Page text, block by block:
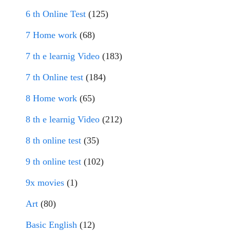
6 th Online Test (125)
7 Home work (68)
7 th e learnig Video (183)
7 th Online test (184)
8 Home work (65)
8 th e learnig Video (212)
8 th online test (35)
9 th online test (102)
9x movies (1)
Art (80)
Basic English (12)